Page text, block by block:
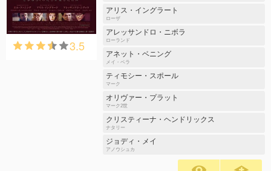
3.5
アリス・イングラート
ローザ
アレッサンドロ・ニボラ
ローランド
アネット・ベニング
メイ・ベラ
ティモシー・スポール
マーク
オリヴァー・プラット
マーク2世
クリスティーナ・ヘンドリックス
ナタリー
ジョディ・メイ
アノウシュカ